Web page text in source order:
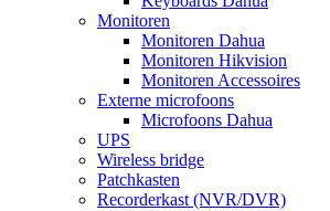
Monitoren
Monitoren Dahua
Monitoren Hikvision
Monitoren Accessoires
Externe microfoons
Microfoons Dahua
UPS
Wireless bridge
Patchkasten
Recorderkast (NVR/DVR)